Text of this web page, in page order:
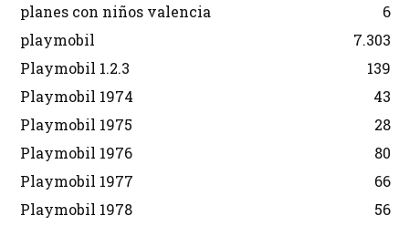
planes con niños valencia
6
playmobil
7.303
Playmobil 1.2.3
139
Playmobil 1974
43
Playmobil 1975
28
Playmobil 1976
80
Playmobil 1977
66
Playmobil 1978
56